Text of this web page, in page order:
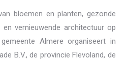
bloemen en planten, gezonde
vernieuwende architectuur op
Almere organiseert in
B.V., de provincie Flevoland, de